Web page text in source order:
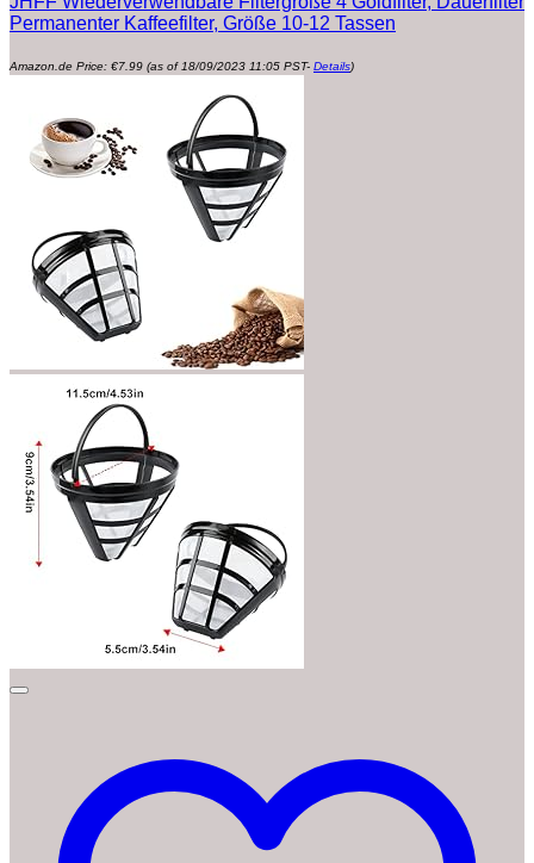
Permanenter Kaffeefilter, Größe 10-12 Tassen
Amazon.de Price: €7.99 (as of 18/09/2023 11:05 PST- Details)